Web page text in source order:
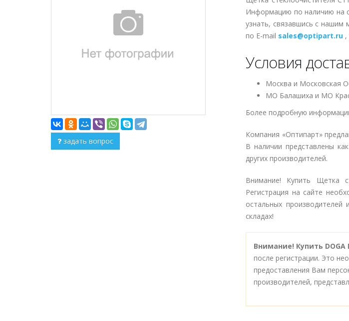
задать вопрос
Информацию по наличию на
узнать, связавшись с
по E-mail sales@optipart.ru ,
Условия
Москва и Московская
МО Балашиха и МО
Более подробную
Компания «Оптипарт»
В наличии представлены
других производителей.
Внимание! Купить Щетка
Регистрация на сайте
остальных
складах!
Внимание! Купить DOGA
после регистрации. Это
предоставления Вам
производителей,